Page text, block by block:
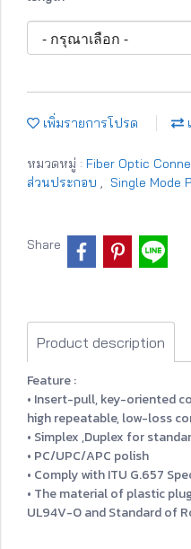
เพิ่มรายการโปรด
หมวดหมู่ : Fiber Optic
ส่วนประกอบ , Single Mode
Share
Product description
Feature :
• Insert-pull, key-oriented
high repeatable, low-loss
• Simplex ,Duplex for
• PC/UPC/APC polish
• Comply with ITU G.657
• The material of plastic
UL94V-O and Standard of